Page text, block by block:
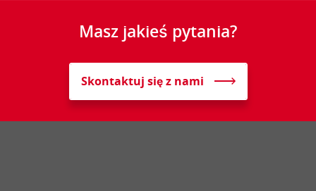
Masz jakieś pytania?
Skontaktuj się z nami